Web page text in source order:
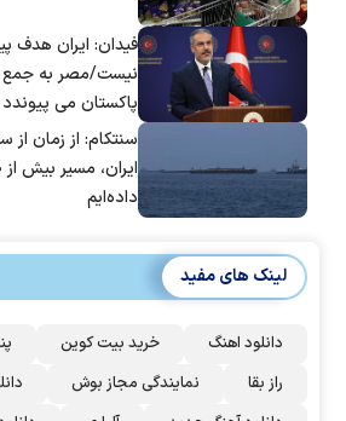
فیدان: ایران هدف
نیست/مصر به جمع
پاکستان می پیوندد
سنتکام: از زمان از
داده‌ایم
لینک های مفید
دانلود اهنگ خرید بیت کوین
راز بقا
نمایندگی مجاز بوش